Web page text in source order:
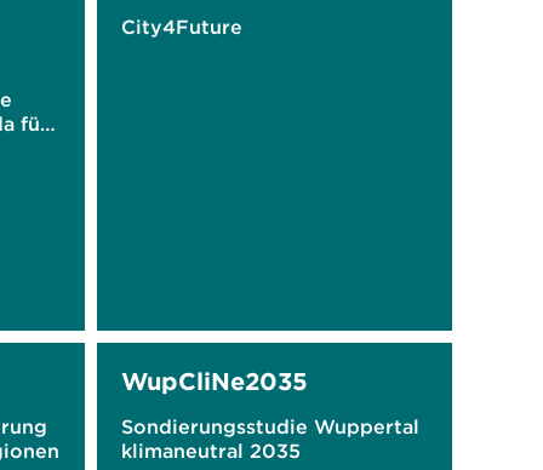
für
City4Future
WupCliNe2035
Sondierungsstudie Wuppertal
klimaneutral 2035